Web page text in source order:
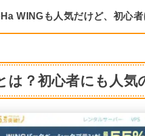
WINGも人気だけど、初心
は？初心者にも人気